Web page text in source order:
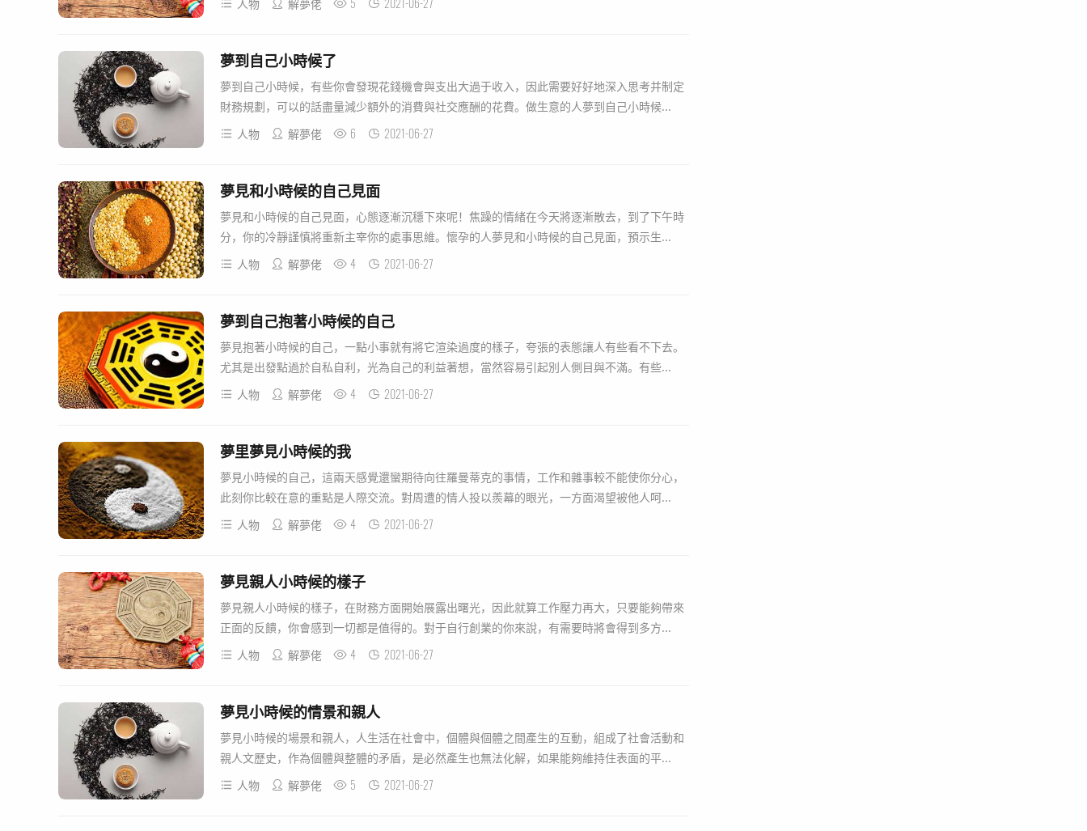
人物
解夢佬
夢到自己小時候了
夢到自己小時候，有些你會發現花錢機會與支出大過于收入，因此需要好好地深入思考并制定
財務規劃，可以的話盡量減少額外的消費與社交應酬的花費。做生意的人夢到自己小時候...
人物
解夢佬 6 2021-06-27
夢見和小時候的自己見面
夢見和小時候的自己見面，心態逐漸沉穩下來呢！焦躁的情緒在今天將逐漸散去，到了下午時
分，你的冷靜謹慎將重新主宰你的處事思維。懷孕的人夢見和小時候的自己見面，預示生...
人物
解夢佬 4 2021-06-27
夢到自己抱著小時候的自己
夢見抱著小時候的自己，一點小事就有將它渲染過度的樣子，夸張的表態讓人有些看不下去。
尤其是出發點過於自私自利，光為自己的利益著想，當然容易引起別人側目與不滿。有些...
人物
解夢佬 4 2021-06-27
夢里夢見小時候的我
夢見小時候的自己，這兩天感覺還蠻期待向往羅曼蒂克的事情，工作和雜事較不能使你分心，
此刻你比較在意的重點是人際交流。對周遭的情人投以羨幕的眼光，一方面渴望被他人呵...
人物
解夢佬 4 2021-06-27
夢見親人小時候的樣子
夢見親人小時候的樣子，在財務方面開始展露出曙光，因此就算工作壓力再大，只要能夠帶來
正面的反饋，你會感到一切都是值得的。對于自行創業的你來說，有需要時將會得到多方...
人物
解夢佬 4 2021-06-27
夢見小時候的情景和親人
夢見小時候的場景和親人，人生活在社會中，個體與個體之間產生的互動，組成了社會活動和
親人文歷史，作為個體與整體的矛盾，是必然產生也無法化解，如果能夠維持住表面的平...
人物
解夢佬 5 2021-06-27